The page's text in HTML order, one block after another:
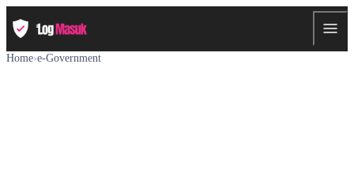
Home›e-Government